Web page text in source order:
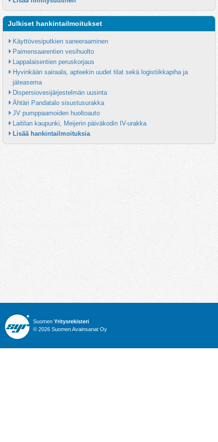
Julkiset hankintailmoitukset
Käyttövesiputkien saneeraaminen
Paimensaarentien vesihuolto
Lappalaisentien peruskorjaus
Hyvinkään sairaala, apteekin uudet tilat sekä logistiikkapiha ja
jäteasema
Dispersiovesijärjestelmän uusinta
Ähtäri Pandatalo sisustusurakka
JV pumppaamoiden huoltoauto
Laitilan kaupunki, Meijerin päiväkodin IV-urakka
Lisää hankintailmoituksia
Suomen Yritysrekisteri
© 2026 Suomen Avainsanat Oy